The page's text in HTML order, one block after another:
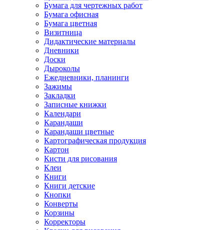
Бумага для чертежных работ
Бумага офисная
Бумага цветная
Визитница
Дидактические материалы
Дневники
Доски
Дыроколы
Ежедневники, планинги
Зажимы
Закладки
Записные книжки
Календари
Карандаши
Карандаши цветные
Картографическая продукция
Картон
Кисти для рисования
Клеи
Книги
Книги детские
Кнопки
Конверты
Корзины
Корректоры